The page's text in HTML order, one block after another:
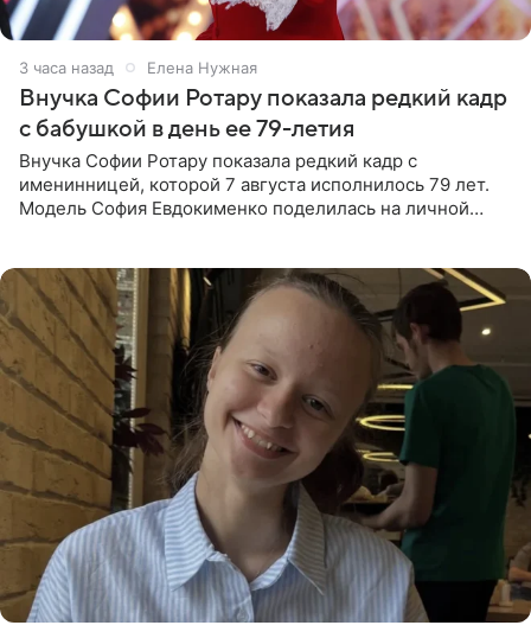
3 часа назад Елена Нужная
Внучка Софии Ротару показала редкий кадр
с бабушкой в день ее 79-летия
Внучка Софии Ротару показала редкий кадр с
именинницей, которой 7 августа исполнилось 79 лет.
Модель София Евдокименко поделилась на личной